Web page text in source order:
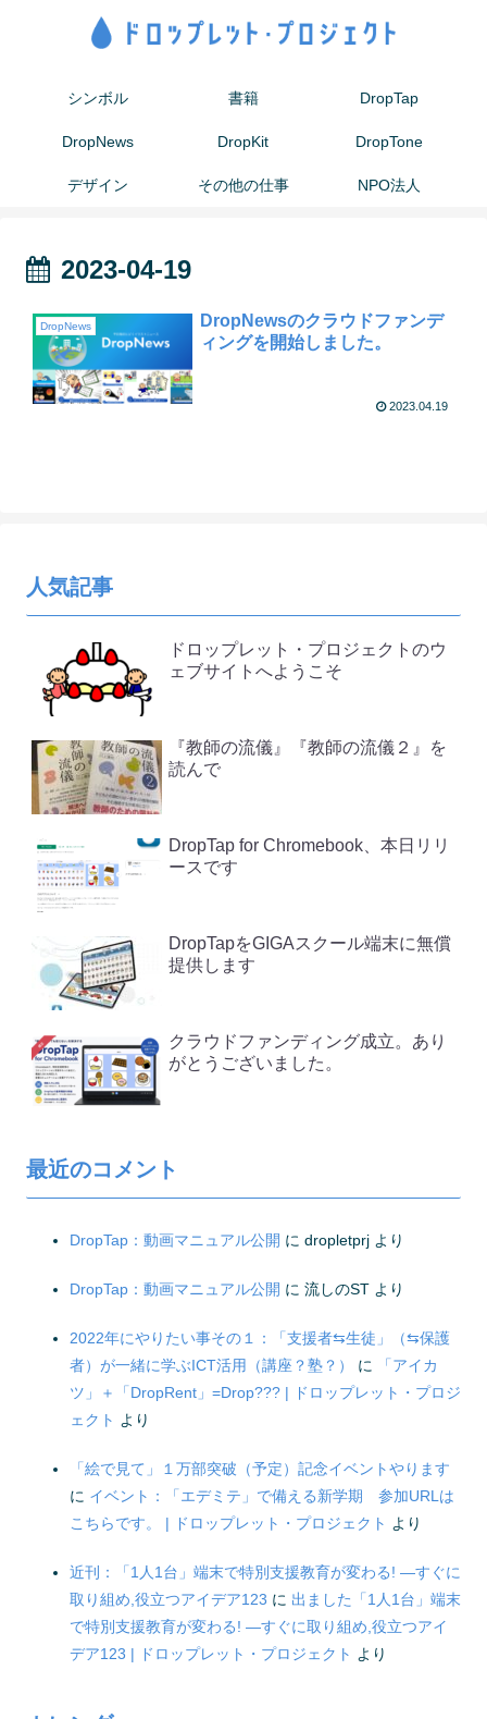
シンボル 書籍 DropTap
DropNews DropKit DropTone
デザイン その他の仕事 NPO法人
2023-04-19
DropNews
DropNewsのクラウドファンデ
ィングを開始しました。
2023.04.19
人気記事
ドロップレット・プロジェクトのウ
ェブサイトへようこそ
『教師の流儀』『教師の流儀２』を
読んで
DropTap for Chromebook、本日リリ
ースです
DropTapをGIGAスクール端末に無償
提供します
クラウドファンディング成立。あり
がとうございました。
最近のコメント
DropTap：動画マニュアル公開 に dropletprj より
DropTap：動画マニュアル公開 に 流しのST より
2022年にやりたい事その１：「支援者⇆生徒」（⇆保護
者）が一緒に学ぶICT活用（講座？塾？）
に
「アイカ
ツ」＋「DropRent」=Drop??? | ドロップレット・プロジ
ェクト より
「絵で見て」１万部突破（予定）記念イベントやります
に イベント：「エデミテ」で備える新学期 参加URLは
こちらです。 | ドロップレット・プロジェクト より
近刊：「1人1台」端末で特別支援教育が変わる! ―すぐに
取り組め,役立つアイデア123 に 出ました「1人1台」端末
で特別支援教育が変わる! ―すぐに取り組め,役立つアイ
デア123 | ドロップレット・プロジェクト より